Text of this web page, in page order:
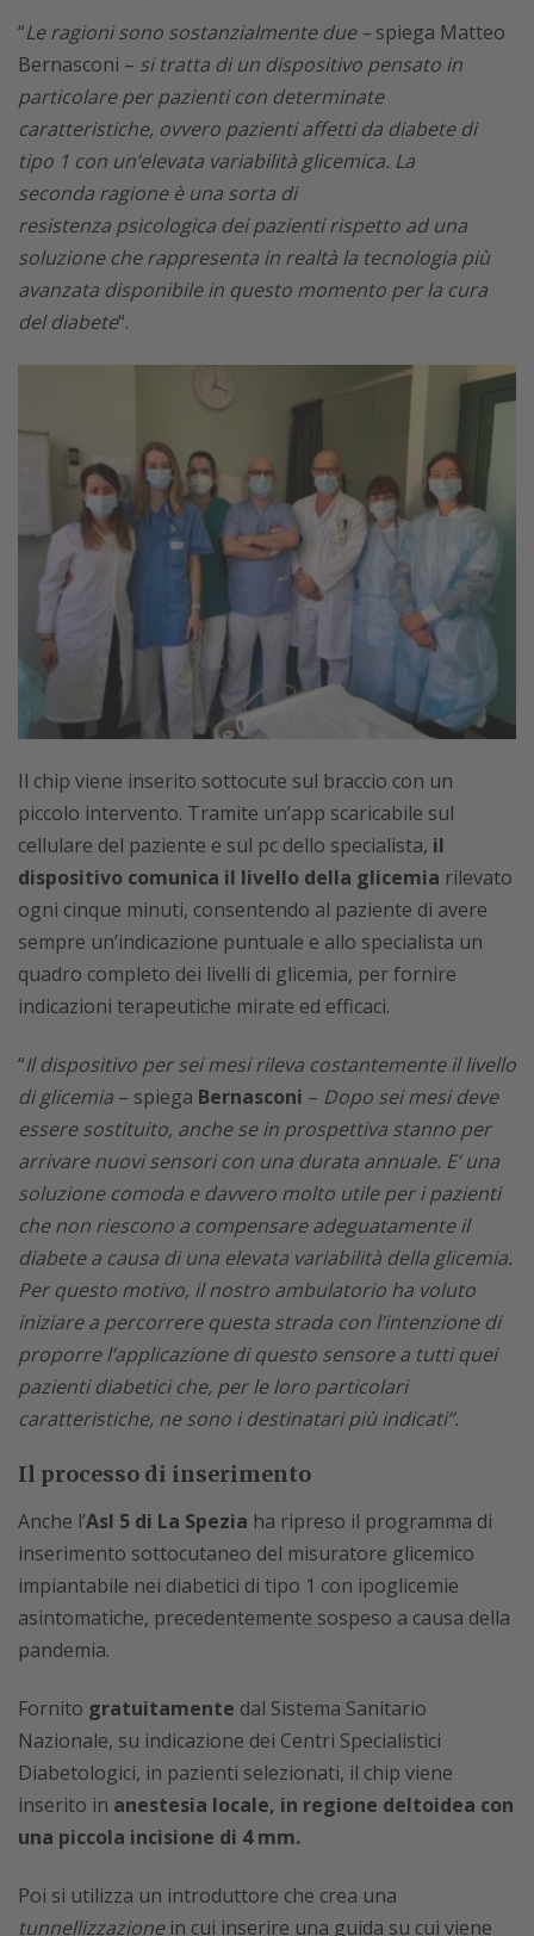
“Le ragioni sono sostanzialmente due –spiega Matteo
Bernasconi – si tratta di un dispositivo pensato in
particolare per pazienti con determinate
caratteristiche, ovvero pazienti affetti da diabete di
tipo 1 con un’elevata variabilità glicemica. La
seconda ragione è una sorta di
resistenza psicologica dei pazienti rispetto ad una
soluzione che rappresenta in realtà la tecnologia più
avanzata disponibile in questo momento per la cura
del diabete“.
Il chip viene inserito sottocute sul braccio con un
piccolo intervento. Tramite un’app scaricabile sul
cellulare del paziente e sul pc dello specialista, il
dispositivo comunica il livello della glicemia rilevato
ogni cinque minuti, consentendo al paziente di avere
sempre un’indicazione puntuale e allo specialista un
quadro completo dei livelli di glicemia, per fornire
indicazioni terapeutiche mirate ed efficaci.
“Il dispositivo per sei mesi rileva costantemente il livello
di glicemia – spiega Bernasconi – Dopo sei mesi deve
essere sostituito, anche se in prospettiva stanno per
arrivare nuovi sensori con una durata annuale. E’ una
soluzione comoda e davvero molto utile per i pazienti
che non riescono a compensare adeguatamente il
diabete a causa di una elevata variabilità della glicemia.
Per questo motivo, il nostro ambulatorio ha voluto
iniziare a percorrere questa strada con l’intenzione di
proporre l’applicazione di questo sensore a tutti quei
pazienti diabetici che, per le loro particolari
caratteristiche, ne sono i destinatari più indicati”.
Il processo di inserimento
Anche l’Asl 5 di La Spezia ha ripreso il programma di
inserimento sottocutaneo del misuratore glicemico
impiantabile nei diabetici di tipo 1 con ipoglicemie
asintomatiche, precedentemente sospeso a causa della
pandemia.
Fornito gratuitamente dal Sistema Sanitario
Nazionale, su indicazione dei Centri Specialistici
Diabetologici, in pazienti selezionati, il chip viene
inserito in anestesia locale, in regione deltoidea con
una piccola incisione di 4 mm.
Poi si utilizza un introduttore che crea una
tunnellizzazionein cui inserire una guida su cui viene